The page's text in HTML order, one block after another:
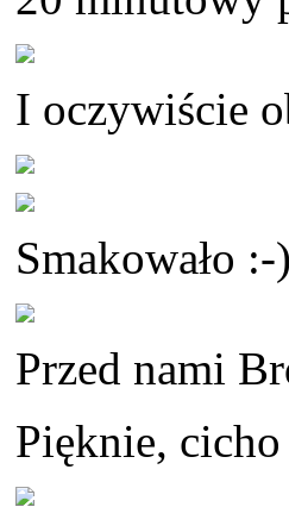
I oczywiście
Smakowało :-)
Przed nami
Pięknie,